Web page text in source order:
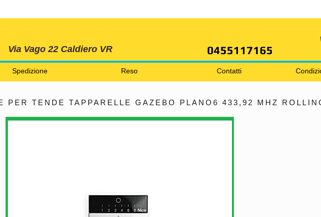
Via Vago 22 Caldiero VR 0455117165
Contatti
Reso
Spedizione
PER TENDE TAPPARELLE GAZEBO PLANO6 433,92 MHZ